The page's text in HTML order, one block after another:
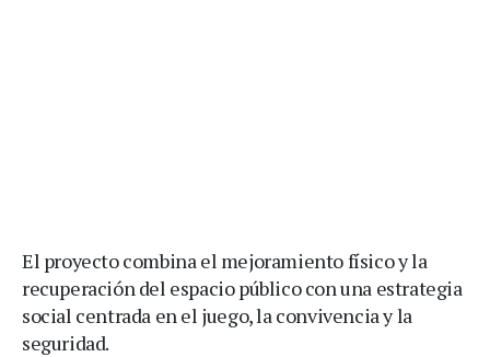
El proyecto combina el mejoramiento físico y la
recuperación del espacio público con una estrategia
social centrada en el juego, la convivencia y la
seguridad.